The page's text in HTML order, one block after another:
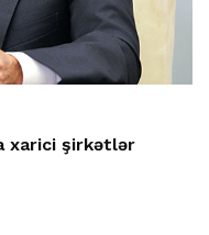
xarici şirkətlər